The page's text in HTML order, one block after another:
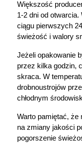
Większość
1-2 dni od
ciągu pierwszych
świeżość i walory
Jeżeli opakowanie
przez kilka godzin,
skraca. W
drobnoustrojów
chłodnym
Warto pamiętać, że
na zmiany jakości
pogorszenie